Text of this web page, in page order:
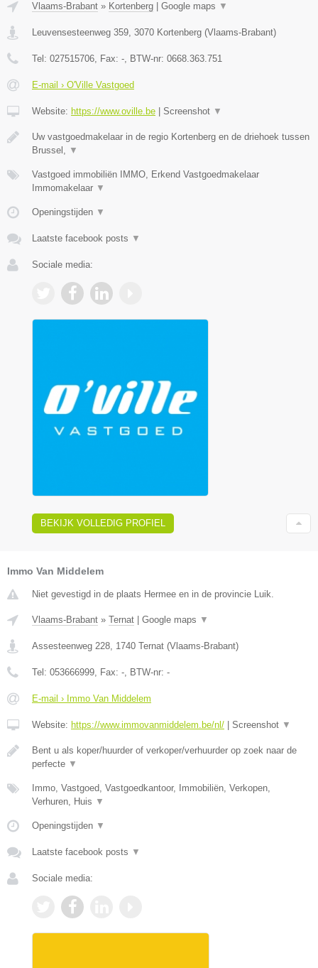
Vlaams-Brabant » Kortenberg Google maps ▼
Leuvensesteenweg 359, 3070 Kortenberg (Vlaams-Brabant)
Tel: 027515706, Fax: -, BTW-nr: 0668.363.751
E-mail › O'Ville Vastgoed
Website: https://www.oville.be Screenshot ▼
Uw vastgoedmakelaar in de regio Kortenberg en de driehoek tussen
Brussel, ▼
Vastgoed immobiliën IMMO, Erkend Vastgoedmakelaar
Immomakelaar ▼
Openingstijden ▼
Laatste facebook posts ▼
Sociale media:
BEKIJK VOLLEDIG PROFIEL
Immo Van Middelem
Niet gevestigd in de plaats Hermee en in de provincie Luik.
Vlaams-Brabant » Ternat Google maps ▼
Assesteenweg 228 1740 Ternat (Vlaams-Brabant)
Tel: 053666999 , Fax: - , BTW-nr: -
E-mail › Immo Van Middelem
Website: https://www.immovanmiddelem.be/nl/ Screenshot ▼
Bent u als koper/huurder of verkoper/verhuurder op zoek naar de
perfecte ▼
Immo, Vastgoed, Vastgoedkantoor, Immobiliën, Verkopen,
Verhuren, Huis ▼
Openingstijden ▼
Laatste facebook posts ▼
Sociale media: